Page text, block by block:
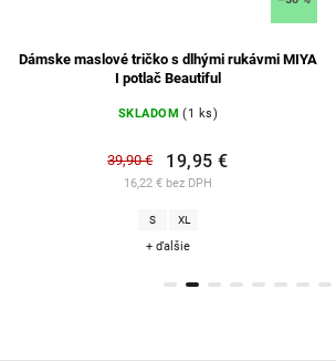
Dámske maslové tričko s dlhými rukávmi MIYA
I potlač Beautiful
SKLADOM (1 ks)
16,22 € bez DPH
39,90 € 19,95 €
S XL
+ ďalšie